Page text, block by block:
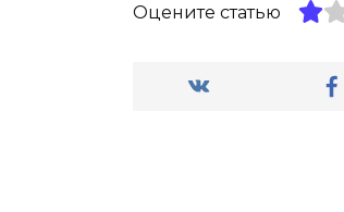
Оцените статью